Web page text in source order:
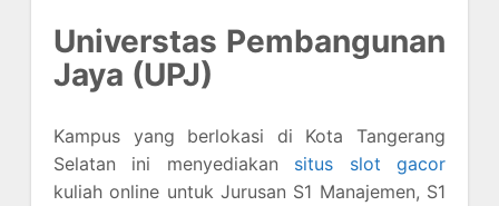
Universtas Pembangunan
Jaya (UPJ)
Kampus yang berlokasi di Kota Tangerang
Selatan ini menyediakan situs slot gacor
kuliah online untuk Jurusan S1 Manajemen, S1